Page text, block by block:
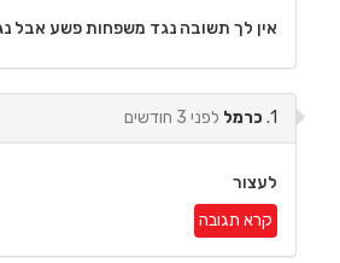
אין לך תשובה נגד משפחות פשע אבל
כרמללפני 3 חודשים
לעצור
קרא תגובה